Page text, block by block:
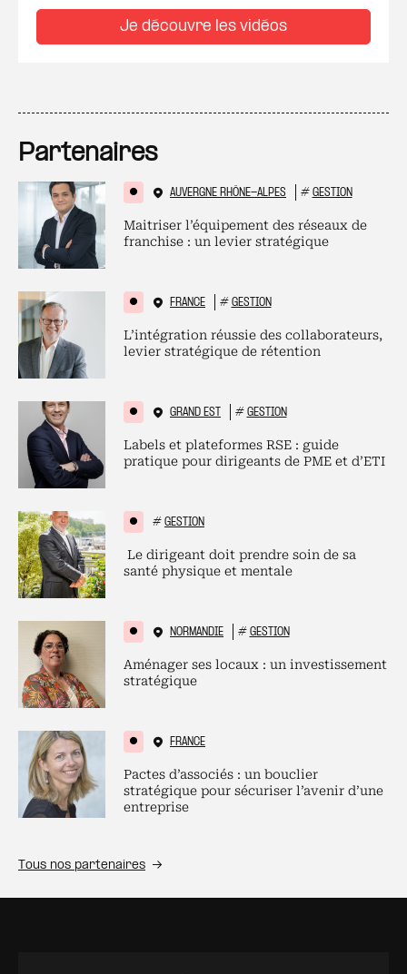
Je découvre les vidéos
Partenaires
AUVERGNE RHÔNE-ALPES # GESTION
Maitriser l’équipement des réseaux de
franchise : un levier stratégique
FRANCE # GESTION
L’intégration réussie des collaborateurs,
levier stratégique de rétention
GRAND EST # GESTION
Labels et plateformes RSE : guide
pratique pour dirigeants de PME et d’ETI
# GESTION
Le dirigeant doit prendre soin de sa
santé physique et mentale
NORMANDIE # GESTION
Aménager ses locaux : un investissement
stratégique
FRANCE
Pactes d’associés : un bouclier
stratégique pour sécuriser l’avenir d’une
entreprise
Tous nos partenaires